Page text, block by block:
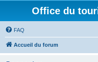
Office du
FAQ
Accueil du forum